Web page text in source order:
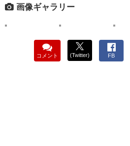
画像ギャラリー
コメント (Twitter) FB